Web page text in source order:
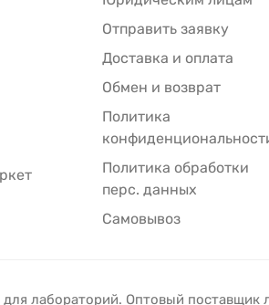
Отправить заявку
Доставка и оплата
Обмен и возврат
Политика
Политика обработки
перс. данных
Самовывоз
лабораторий. Оптовый поставщик